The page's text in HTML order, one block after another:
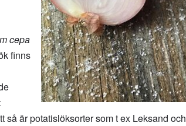
cepa
finns
är potatislöksorter som t ex Leksand och